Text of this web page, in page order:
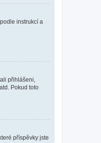
podle instrukcí a
přihlášeni,
Pokud toto
příspěvky jste